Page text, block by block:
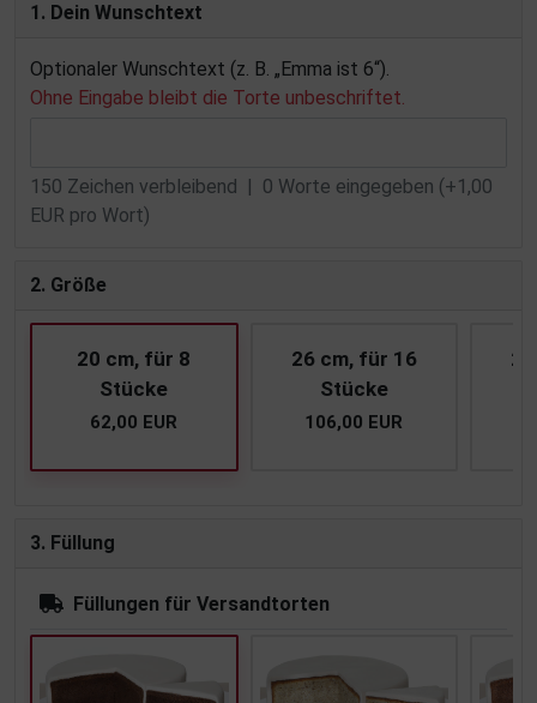
1. Dein Wunschtext
Optionaler Wunschtext (z. B. „Emma ist 6“).
Ohne Eingabe bleibt die Torte unbeschriftet.
150 Zeichen verbleibend | 0 Worte eingegeben (+1,00
EUR pro Wort)
2. Größe
20 cm, für 8
Stücke
62,00 EUR
26 cm, für 16
Stücke
106,00 EUR
3. Füllung
Füllungen für Versandtorten